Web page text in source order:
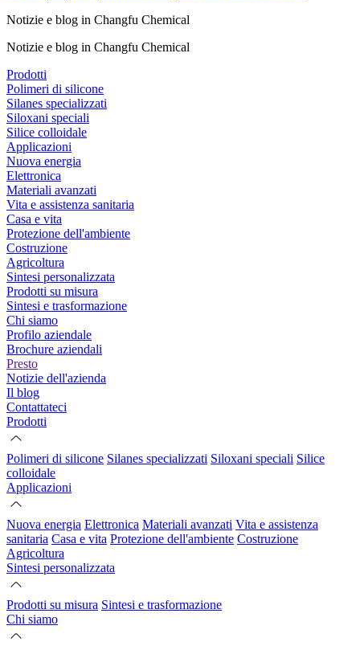
Notizie e blog in Changfu Chemical
Notizie e blog in Changfu Chemical
Prodotti
Polimeri di silicone
Silanes specializzati
Siloxani speciali
Silice colloidale
Applicazioni
Nuova energia
Elettronica
Materiali avanzati
Vita e assistenza sanitaria
Casa e vita
Protezione dell'ambiente
Costruzione
Agricoltura
Sintesi personalizzata
Prodotti su misura
Sintesi e trasformazione
Chi siamo
Profilo aziendale
Brochure aziendali
Presto
Notizie dell'azienda
Il blog
Contattateci
Prodotti
Polimeri di silicone Silanes specializzati Siloxani speciali Silice
colloidale
Applicazioni
Nuova energia Elettronica Materiali avanzati Vita e assistenza
sanitaria Casa e vita Protezione dell'ambiente Costruzione
Agricoltura
Sintesi personalizzata
Prodotti su misura Sintesi e trasformazione
Chi siamo